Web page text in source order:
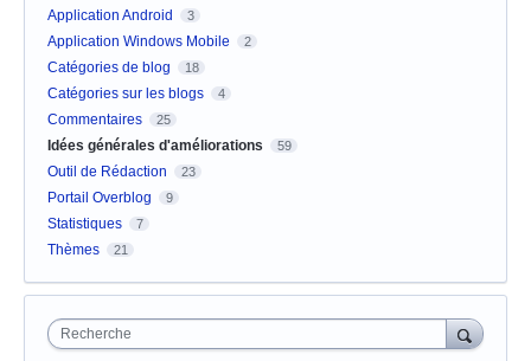
Application Android 3
Application Windows Mobile 2
Catégories de blog 18
Catégories sur les blogs 4
Commentaires 25
Idées générales d'améliorations 59
Outil de Rédaction 23
Portail Overblog 9
Statistiques 7
Thèmes 21
Recherche